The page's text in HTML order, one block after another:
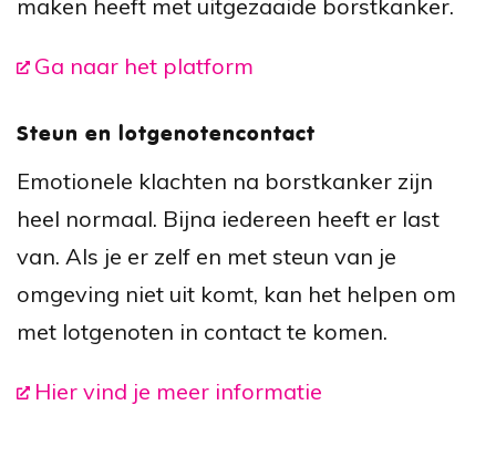
maken heeft met uitgezaaide borstkanker.
Ga naar het platform
Steun en lotgenotencontact
Emotionele klachten na borstkanker zijn
heel normaal. Bijna iedereen heeft er last
van. Als je er zelf en met steun van je
omgeving niet uit komt, kan het helpen om
met lotgenoten in contact te komen.
Hier vind je meer informatie